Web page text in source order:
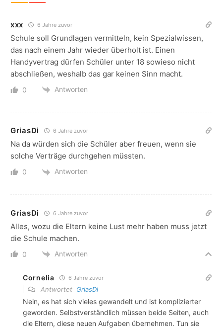
xxx 6 Jahre zuvor
Schule soll Grundlagen vermitteln, kein Spezialwissen,
das nach einem Jahr wieder überholt ist. Einen
Handyvertrag dürfen Schüler unter 18 sowieso nicht
abschließen, weshalb das gar keinen Sinn macht.
0 Antworten
GriasDi 6 Jahre zuvor
Na da würden sich die Schüler aber freuen, wenn sie
solche Verträge durchgehen müssten.
0 Antworten
GriasDi 6 Jahre zuvor
Alles, wozu die Eltern keine Lust mehr haben muss jetzt
die Schule machen.
0 Antworten
Cornelia 6 Jahre zuvor
Antwortet GriasDi
Nein, es hat sich vieles gewandelt und ist komplizierter
geworden. Selbstverständlich müssen beide Seiten, auch
die Eltern, diese neuen Aufgaben übernehmen. Tun sie